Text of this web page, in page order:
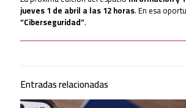
jueves 1 de abril a las 12 horas. En esa
“Ciberseguridad”.
Entradas relacionadas